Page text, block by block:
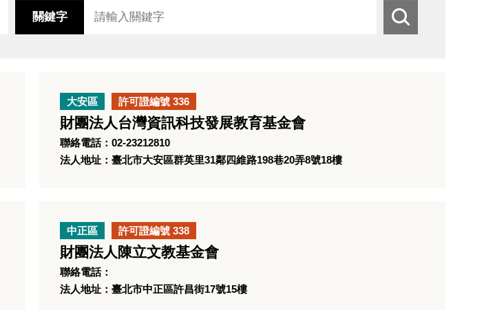
關鍵字
搜
尋
大安區 許可證編號 336
財團法人台灣資訊科技發展教育基金會
聯絡電話：02-23212810
法人地址：臺北市大安區群英里31鄰四維路198巷20弄8號18樓
中正區 許可證編號 338
財團法人陳立文教基金會
聯絡電話：
法人地址：臺北市中正區許昌街17號15樓